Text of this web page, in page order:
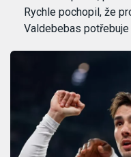
Rychle pochopil, že
Valdebebas